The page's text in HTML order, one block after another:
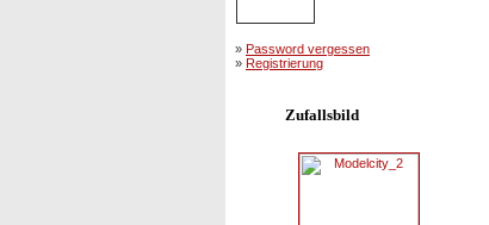
» Password vergessen
» Registrierung
Zufallsbild